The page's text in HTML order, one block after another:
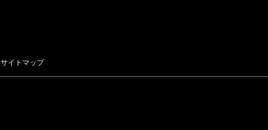
サイトマップ